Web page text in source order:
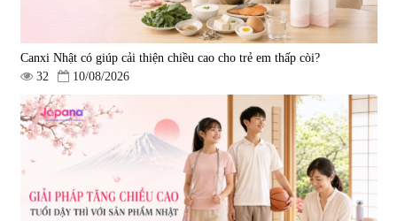
Canxi Nhật có giúp cải thiện chiều cao cho trẻ em thấp còi?
32
10/08/2026